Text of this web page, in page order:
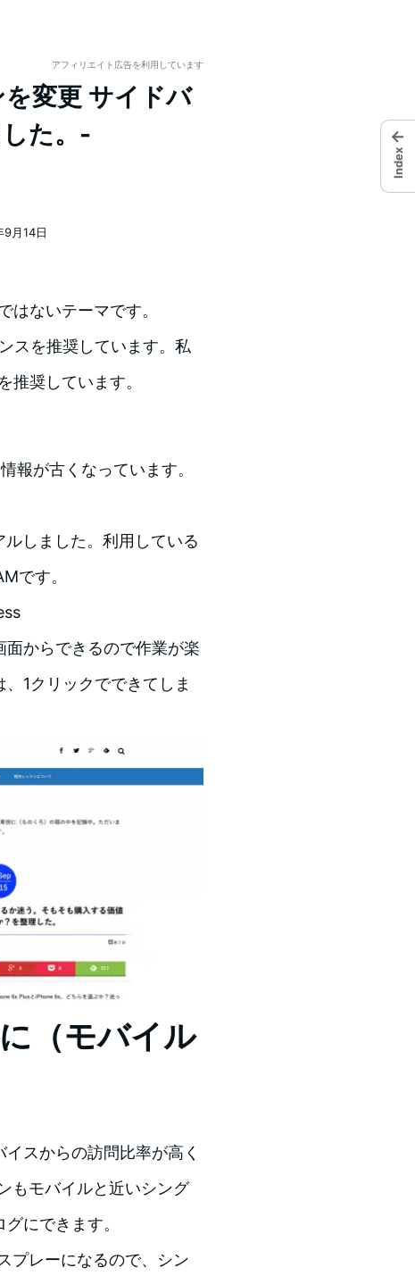
アフィリエイト広告を利用しています
を変更 サイドバ
た。-
9月14日
はないテーマです。
スを推奨しています。私
推奨しています。
報が古くなっています。
ルしました。利用している
です。
面からできるので作業が楽
1クリックでできてしま
（モバイル
スからの訪問比率が高く
もモバイルと近いシング
にできます。
プレーになるので、シン
←
Index